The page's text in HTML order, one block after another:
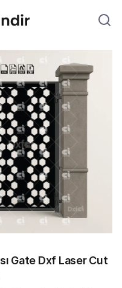
Gate Dxf Laser Cut